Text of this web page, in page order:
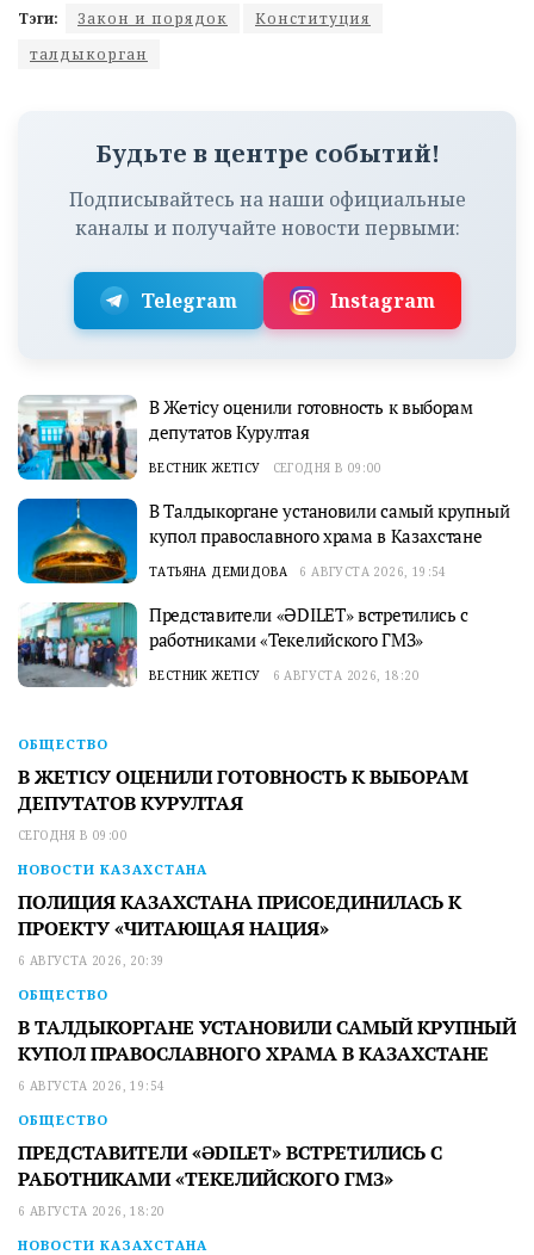
Тэги: Закон и порядок
Конституция
талдыкорган
Будьте в центре событий!
Подписывайтесь на наши официальные
каналы и получайте новости первыми:
Telegram Instagram
В Жетісу оценили готовность к выборам
депутатов Курултая
ВЕСТНИК ЖЕТІСУ СЕГОДНЯ В 09:00
В Талдыкоргане установили самый крупный
купол православного храма в Казахстане
ТАТЬЯНА ДЕМИДОВА 6 АВГУСТА 2026, 19:54
Представители «ӘDILET» встретились с
работниками «Текелийского ГМЗ»
ВЕСТНИК ЖЕТІСУ 6 АВГУСТА 2026, 18:20
ОБЩЕСТВО
В ЖЕТІСУ ОЦЕНИЛИ ГОТОВНОСТЬ К ВЫБОРАМ
ДЕПУТАТОВ КУРУЛТАЯ
СЕГОДНЯ В 09:00
НОВОСТИ КАЗАХСТАНА
ПОЛИЦИЯ КАЗАХСТАНА ПРИСОЕДИНИЛАСЬ К
ПРОЕКТУ «ЧИТАЮЩАЯ НАЦИЯ»
6 АВГУСТА 2026, 20:39
ОБЩЕСТВО
В ТАЛДЫКОРГАНЕ УСТАНОВИЛИ САМЫЙ КРУПНЫЙ
КУПОЛ ПРАВОСЛАВНОГО ХРАМА В КАЗАХСТАНЕ
6 АВГУСТА 2026, 19:54
ОБЩЕСТВО
ПРЕДСТАВИТЕЛИ «ӘDILET» ВСТРЕТИЛИСЬ С
РАБОТНИКАМИ «ТЕКЕЛИЙСКОГО ГМЗ»
6 АВГУСТА 2026, 18:20
НОВОСТИ КАЗАХСТАНА